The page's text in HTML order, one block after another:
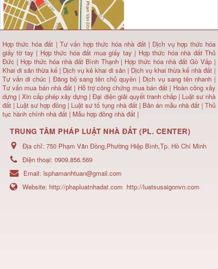
Hợp thức hóa đất |Tư vấn hợp thức hóa nhà đất| Dịch vụ hợp thức hóa
giấy tờ tay | Hợp thức hóa đất mua giấy tay | Hợp thức hóa nhà đất Thủ
Đức | Hợp thức hóa nhà đất Bình Thạnh | Hợp thức hóa nhà đất Gò Vấp |
Khai di sản thừa kế | Dịch vụ kê khai di sản | Dịch vụ khai thừa kế nhà đất |
Tư vấn di chúc | Đăng bộ sang tên chủ quyền | Dịch vụ sang tên nhanh |
Tư vấn mua bán nhà đất | Hỗ trợ công chứng mua bán đất | Hoàn công xây
dựng | Xin cấp phép xây dựng |Đại diện giải quyết tranh chấp | Luật sư nhà
đất | Luật sư hợp đồng | Luật sư tố tụng nhà đất | Bản án mẫu nhà đất|Thủ
tục hành chính nhà đất | Mẫu hợp đồng nhà đất |
TRUNG TÂM PHÁP LUẬT NHÀ ĐẤT (PL. CENTER)
Địa chỉ: 750 Phạm Văn Đồng,Phường Hiệp Bình,Tp. Hồ Chí Minh
Điện thoại: 0909.856.569
Email: lsphamanhtuan@gmail.com
Website: http://phapluatnhadat.com http://luatsusaigonvn.com